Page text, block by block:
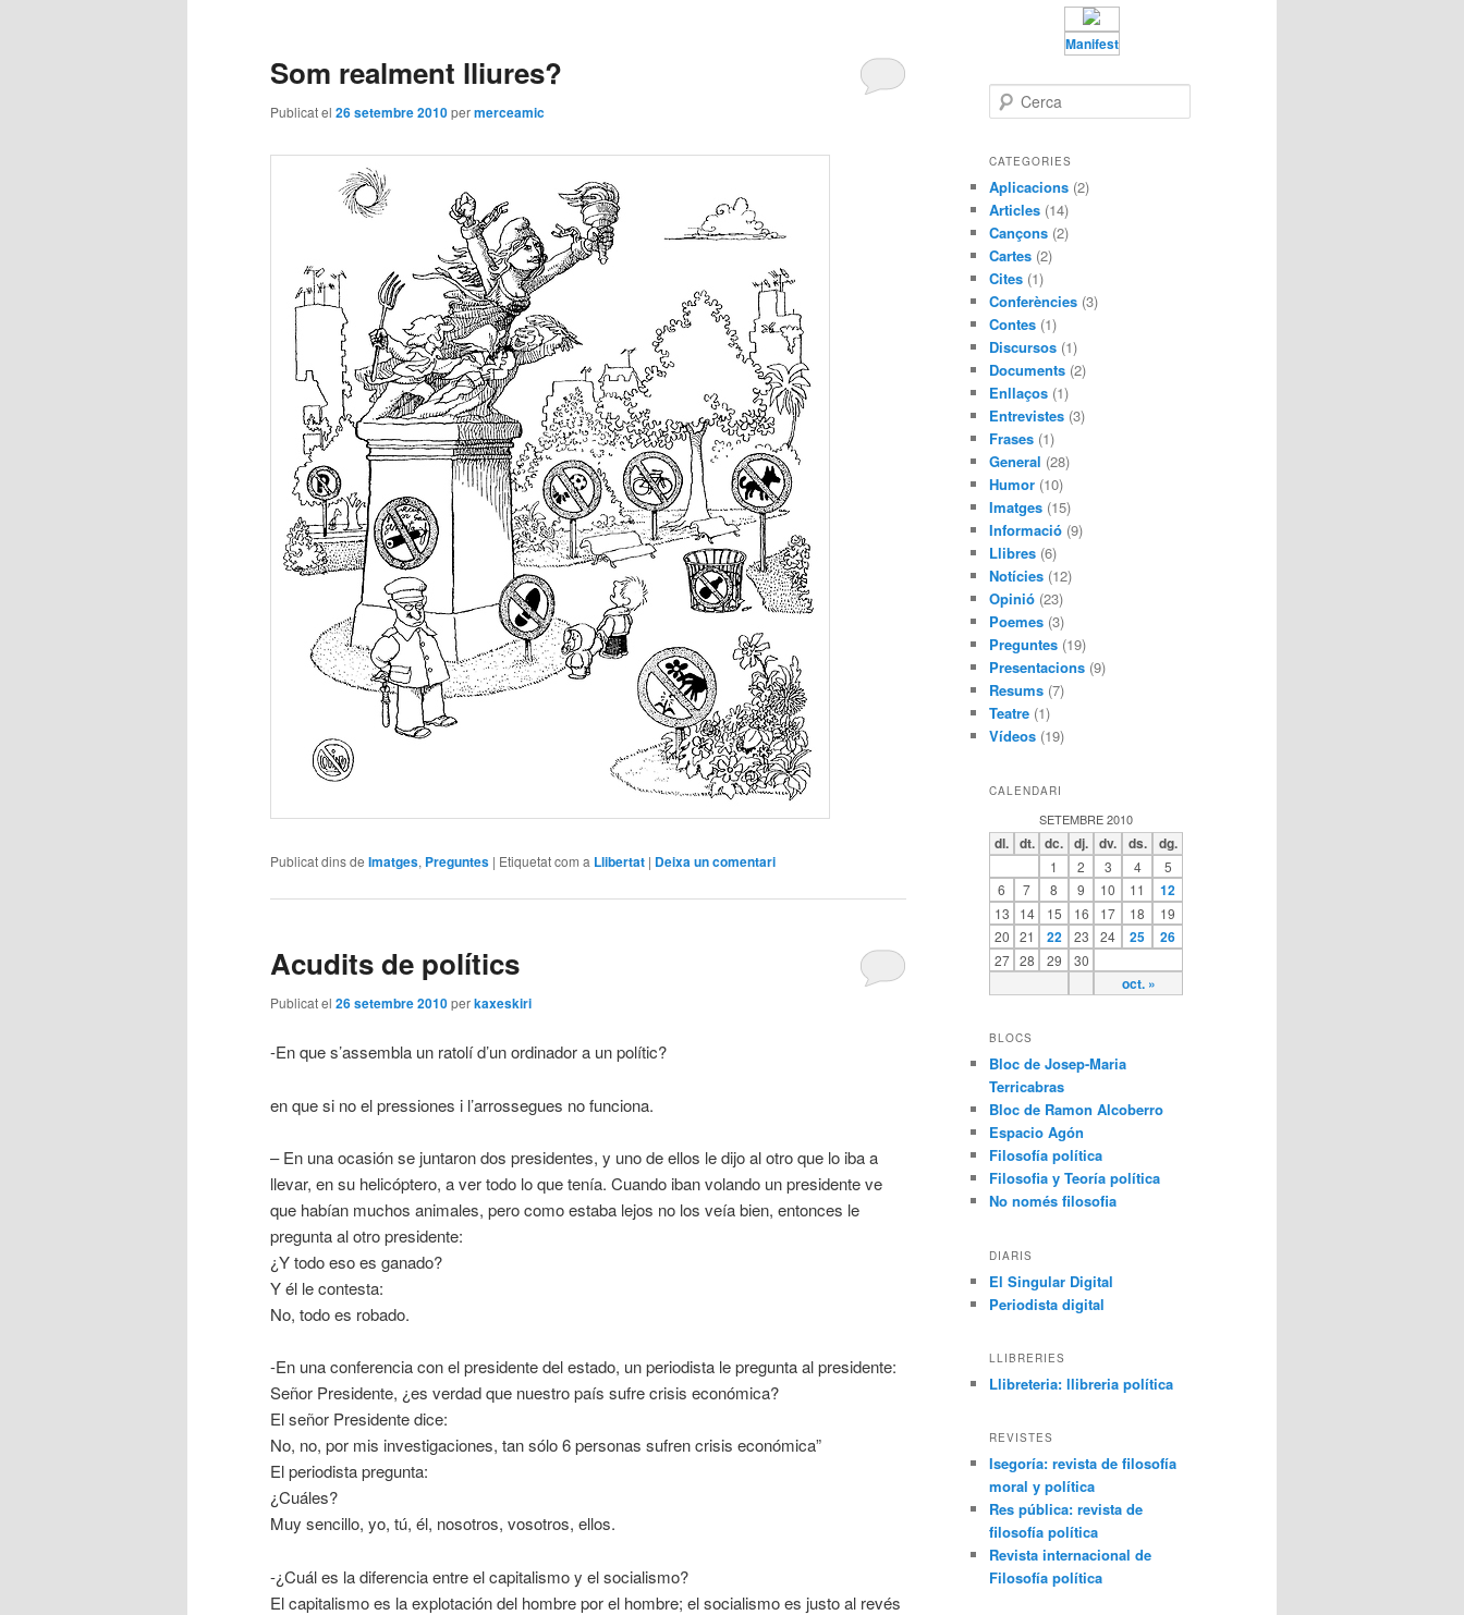
principal
secundari
Som realment lliures?
Publicat el 26 setembre 2010permerceamic
Publicat dins de Imatges, Preguntes | Etiquetat com a Llibertat | Deixa un comentari
Acudits de polítics
Publicat el 26 setembre 2010perkaxeskiri
-En que s’assembla un ratolí d’un ordinador a un polític?
en que si no el pressiones i l’arrossegues no funciona.
– En una ocasión se juntaron dos presidentes, y uno de ellos le dijo al otro que lo iba a
llevar, en su helicóptero, a ver todo lo que tenía. Cuando iban volando un presidente ve
que habían muchos animales, pero como estaba lejos no los veía bien, entonces le
pregunta al otro presidente:
¿Y todo eso es ganado?
Y él le contesta:
No, todo es robado.
-En una conferencia con el presidente del estado, un periodista le pregunta al presidente:
Señor Presidente, ¿es verdad que nuestro país sufre crisis económica?
El señor Presidente dice:
No, no, por mis investigaciones, tan sólo 6 personas sufren crisis económica”
El periodista pregunta:
¿Cuáles?
Muy sencillo, yo, tú, él, nosotros, vosotros, ellos.
-¿Cuál es la diferencia entre el capitalismo y el socialismo?
El capitalismo es la explotación del hombre por el hombre; el socialismo es justo al revés
Manifest
e
c
CATEGORIES
Aplicacions (2)
Articles (14)
Cançons (2)
Cartes (2)
Cites (1)
Conferències (3)
Contes (1)
Discursos (1)
Documents (2)
Enllaços (1)
Entrevistes (3)
Frases (1)
General (28)
Humor (10)
Imatges (15)
Informació (9)
Llibres (6)
Notícies (12)
Opinió (23)
Poemes (3)
Preguntes (19)
Presentacions (9)
Resums (7)
Teatre (1)
Vídeos (19)
CALENDARI
SETEMBRE 2010
dl. dt. dc. dj. dv. ds. dg.
oct. »
1 2 3 4
5
6
7 8 9 10 11 12
13 14 15 16 17 18
19
20 21 22 23 24 25 26
27 28 29 30
BLOCS
Bloc de Josep-Maria
Terricabras
Bloc de Ramon Alcoberro
Espacio Agón
Filosofía política
Filosofia y Teoría política
No només filosofia
DIARIS
El Singular Digital
Periodista digital
LLIBRERIES
Llibreteria: llibreria política
REVISTES
Isegoría: revista de filosofía
moral y política
Res pública: revista de
filosofía política
Revista internacional de
Filosofía política